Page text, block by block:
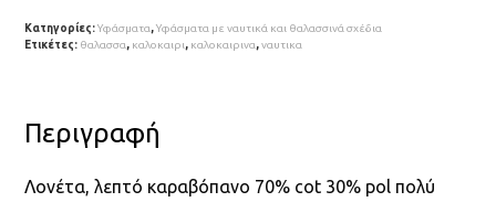
Κατηγορίες:Υφάσματα,Υφάσματα με ναυτικά και θαλασσινά σχέδια
Ετικέτες: θαλασσα, καλοκαιρι, καλοκαιρινα,ναυτικα
Περιγραφή
Λονέτα, λεπτό καραβόπανο 70% cot 30% pol πολύ